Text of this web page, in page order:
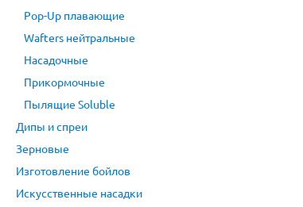
Pop-Up плавающие
Wafters нейтральные
Насадочные
Прикормочные
Пылящие Soluble
Дипы и спреи
Зерновые
Изготовление бойлов
Искусственные насадки